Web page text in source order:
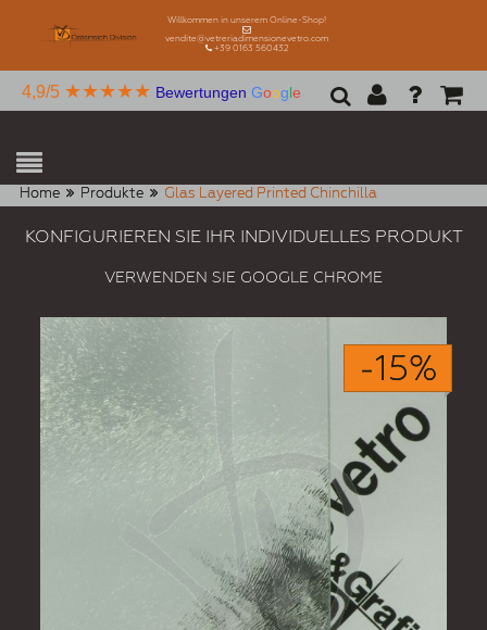
Willkommen in unserem Online-Shop!
vendite@vetreriadimensionevetro.com
+39 0163 560432
4,9/5 ★★★★★ Bewertungen Google
Home Produkte Glas Layered Printed Chinchilla
KONFIGURIEREN SIE IHR INDIVIDUELLES PRODUKT
VERWENDEN SIE GOOGLE CHROME
-15%